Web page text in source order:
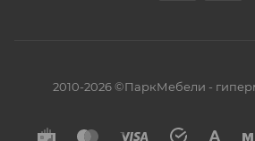
2010-2026 ©ПаркМебели -